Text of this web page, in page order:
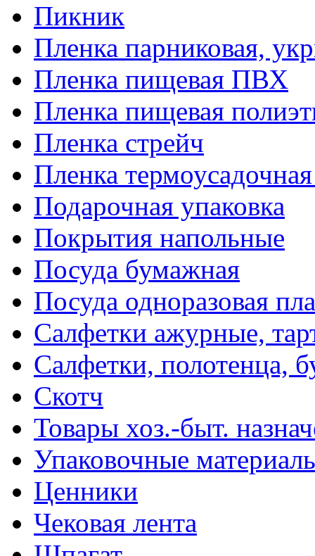
Пикник
Пленка парниковая,
Пленка пищевая ПВХ
Пленка пищевая
Пленка стрейч
Пленка
Подарочная упаковка
Покрытия напольные
Посуда бумажная
Посуда одноразовая
Салфетки ажурные,
Салфетки, полотенца,
Скотч
Товары хоз.-быт.
Упаковочные
Ценники
Чековая лента